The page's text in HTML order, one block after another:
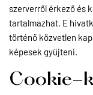
szerverről érkező és
tartalmazhat. E
történő közvetlen
képesek gyűjteni.
Cookie-k